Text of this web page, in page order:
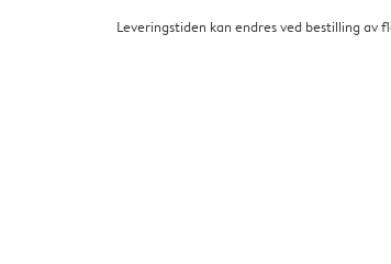
Leveringstiden kan endres ved bestilling av